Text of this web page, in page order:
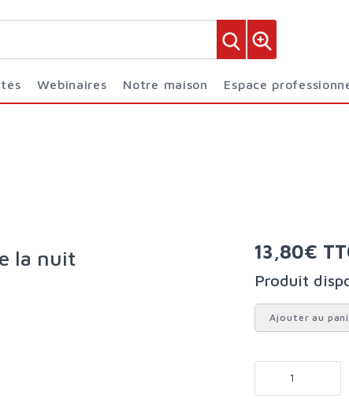
Webinaires Notre maison Espace
la nuit 13,80€
Produit
Ajouter au